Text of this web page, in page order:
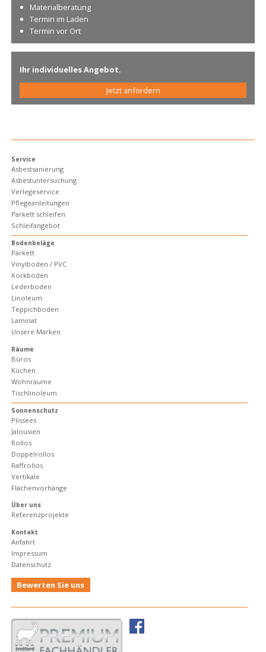
Materialberatung
Termin im Laden
Termin vor Ort
Ihr individuelles Angebot.
Jetzt anfordern
Service
Asbestsanierung
Asbestuntersuchung
Verlegeservice
Pflegeanleitungen
Parkett schleifen
Schleifangebot
Bodenbeläge
Parkett
Vinylboden / PVC
Korkboden
Lederboden
Linoleum
Teppichboden
Laminat
Unsere Marken
Räume
Büros
Küchen
Wohnräume
Tischlinoleum
Sonnenschutz
Plissees
Jalousien
Rollos
Doppelrollos
Raffrollos
Vertikale
Flächenvorhänge
Über uns
Referenzprojekte
Kontakt
Anfahrt
Impressum
Datenschutz
Bewerten Sie uns